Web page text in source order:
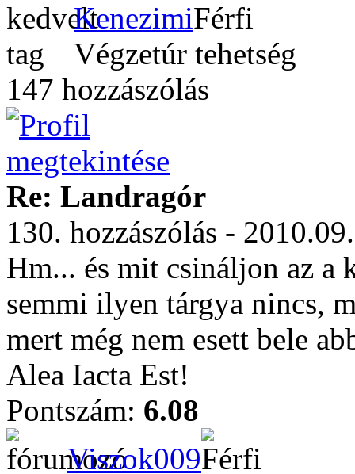
Kenezimi
Végzetúr tehetség
147 hozzászólás
Re: Landragór
130. hozzászólás -
Hm... és mit csináljon az a
semmi ilyen tárgya nincs,
mert még nem esett bele
Alea Iacta Est!
Pontszám: 6.08
Viszok009